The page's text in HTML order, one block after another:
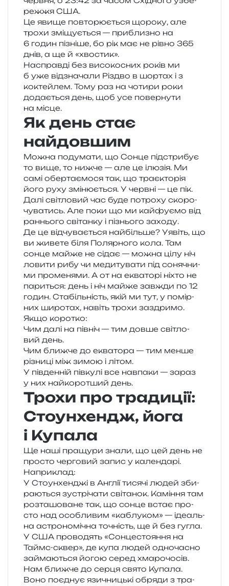
реж­жя США.
Це явище повто­рю­є­ться щоро­ку, але
трохи змі­щу­є­ться — при­бли­зно на
6 годин пізні­ше, бо рік має не рівно 365
днів, а ще й «хво­стик».
Насправді без висо­ко­сних років ми
б уже від­зна­ча­ли Різдво в шор­тах і з
коктей­лем. Тому раз на чоти­ри роки
дода­є­ться день, щоб усе повер­ну­ти
на місце.
Як день стає
найдовшим
Можна поду­ма­ти, що Сонце під­стри­бує
то вище, то нижче — але це ілю­зія. Ми
самі обер­та­є­мо­ся так, що тра­є­кто­рія
його руху змі­ню­є­ться. У черв­ні — це пік.
Далі сві­тло­вий час буде потро­ху ско­ро­
чу­ва­тись. Але поки що ми кай­фу­є­мо від
ран­ньо­го сві­тан­ку і пізньо­го заходу.
Де це від­чу­ва­є­ться най­біль­ше? Уявіть, що
ви живе­те біля Полярного кола. Там
сонце майже не сідає — можна цілу ніч
лови­ти рибу чи меди­ту­ва­ти під соня­чни­
ми про­ме­ня­ми. А от на еква­то­рі ніхто не
пари­ться: день і ніч майже зав­жди по 12
годин. Стабільність, якій ми тут, у помір­
них широ­тах, навіть трохи заздримо.
Якщо коро­тко:
Чим далі на пів­ніч — тим довше сві­тло­
вий день.
Чим ближ­че до еква­то­ра — тим менше
різни­ці між зимою і літом.
У пів­ден­ній пів­ку­лі все нав­па­ки — зараз
у них най­ко­ро­тший день.
Трохи про традиції:
Стоунхендж, йога
і Купала
Ще наші пра­щу­ри знали, що цей день не
про­сто чер­го­вий запис у кален­да­рі.
Наприклад:
У Стоунхенджі в Англії тися­чі людей зби­
ра­ю­ться зустрі­ча­ти сві­та­нок. Каміння там
роз­та­шо­ва­не так, що сонце встає про­
сто над осо­бли­вим «каблу­ком» — іде­аль­
на астро­но­мі­чна точність, ще й без гугла.
У США про­во­дять «Сонцестояння на
Таймс-сквер», де купа людей одно­ча­сно
займа­ю­ться йогою серед хмарочосів.
Нам ближ­че до серця свято Купала.
Воно поєд­нує язи­чни­цькі обря­ди з тра­